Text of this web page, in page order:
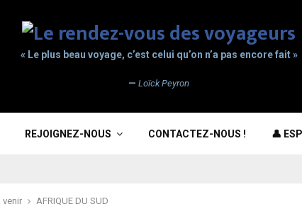
« Le plus beau voyage, c’est celui qu’on n’a pas encore fait »
— Loïck Peyron
REJOIGNEZ-NOUS CONTACTEZ-NOUS ! 👤
venir AFRIQUE DU SUD